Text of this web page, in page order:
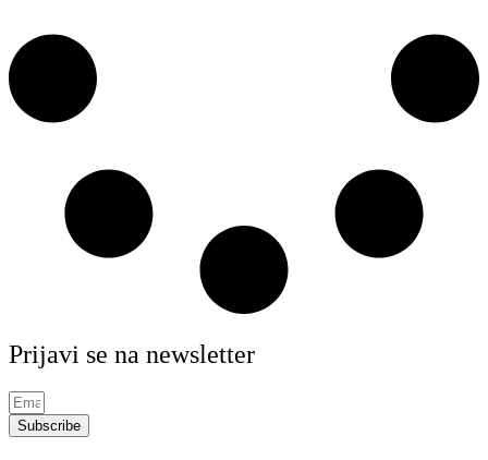
Prijavi se na newsletter
Subscribe